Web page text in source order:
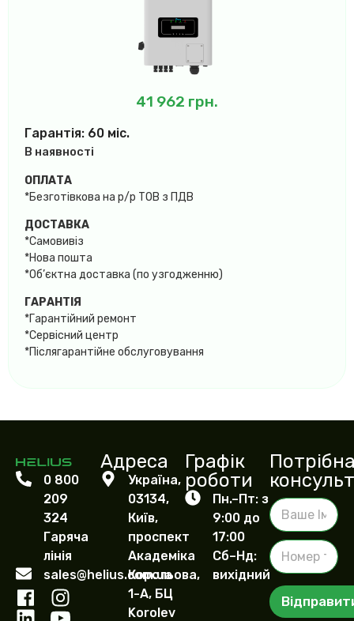
41 962 грн.
Гарантія: 60 міс.
В наявності
ОПЛАТА
*Безготівкова на р/р ТОВ з ПДВ
ДОСТАВКА
*Самовивіз
*Нова пошта
*Об’єктна доставка (по узгодженню)
ГАРАНТІЯ
*Гарантійний ремонт
*Сервісний центр
*Післягарантійне обслуговування
0 800
209
324
Гаряча
лінія
sales@helius.com.ua
Адреса
Україна,
03134,
Київ,
проспект
Академіка
Корольова,
1-А, БЦ
Korolev
Графік
роботи
Пн.–Пт: з
9:00 до
17:00
Сб–Нд:
вихідний
В
а
ш
е
І
м
'
я
Н
о
м
е
р